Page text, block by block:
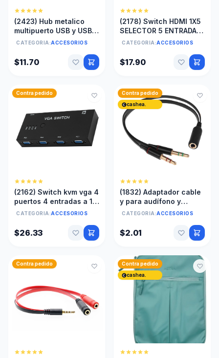
(2423) Hub metalico
multipuerto USB y USB C
a 4 puertos usb
CATEGORIA:ACCESORIOS
$11.70
(2178) Switch HDMI 1X5
SELECTOR 5 ENTRADA A
1 SALIDAS
CATEGORIA:ACCESORIOS
$17.90
Contra pedido
(2162) Switch kvm vga 4
puertos 4 entradas a 1
salida
CATEGORIA:ACCESORIOS
$26.33
Contra pedido
cashea.
(1832) Adaptador cable
y para audífono y
micrófono 2 macho 1
CATEGORIA:ACCESORIOS
$2.01
Contra pedido
Contra pedido
cashea.